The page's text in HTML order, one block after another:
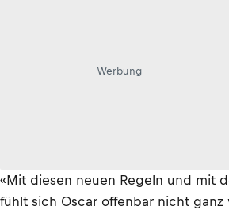
Werbung
«Mit diesen neuen Regeln und mit
fühlt sich Oscar offenbar nicht ganz